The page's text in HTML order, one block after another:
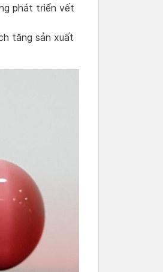
phát triển vết
tăng sản xuất